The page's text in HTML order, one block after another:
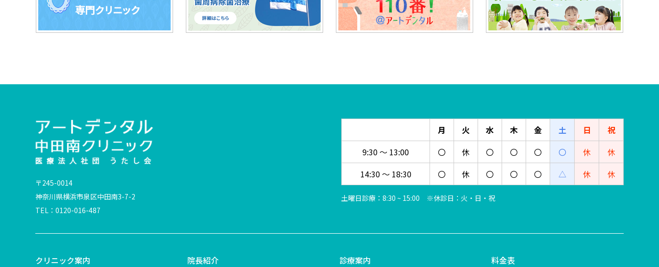
〒245-0014
神奈川県横浜市泉区中田南3-7-2
TEL：0120-016-487
月 火 水 木 金 土 日
祝
9:30 ～ 13:00
〇 休 〇 〇 〇 〇 休
休
14:30 ～ 18:30
〇 休 〇 〇 〇 △ 休 休
土曜日診療：8:30 ~ 15:00 ※休診日：火・日・祝
クリニック案内 院長紹介 診療案内
料金表